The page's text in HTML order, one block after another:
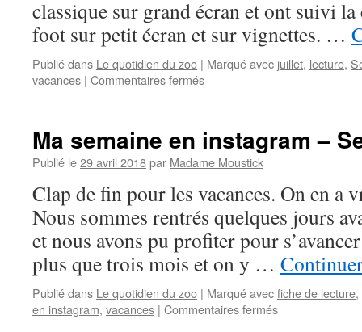
classique sur grand écran et ont suivi
foot sur petit écran et sur vignettes. …
Publié dans Le quotidien du zoo | Marqué avec juillet, lecture,
vacances | Commentaires fermés
de
juillet
en
Ma semaine en instagram –
Publié le29 avril 2018par Madame Moustick
Clap de fin pour les vacances. On en a
Nous sommes rentrés quelques jours
et nous avons pu profiter pour
plus que trois mois et on y …
Publié dans Le quotidien du zoo | Marqué avecfiche de lecture,
en instagram, vacances | Commentaires fermés